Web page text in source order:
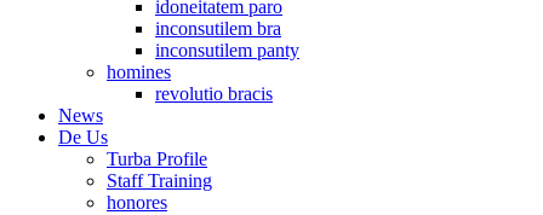
idoneitatem paro
inconsutilem bra
inconsutilem panty
homines
revolutio bracis
News
De Us
Turba Profile
Staff Training
honores